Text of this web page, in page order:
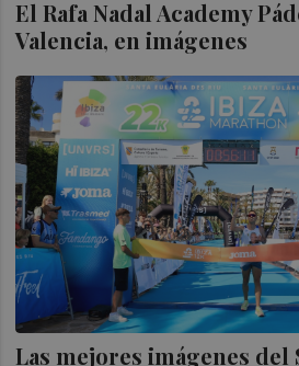
El Rafa Nadal Academy
Valencia, en imágenes
Las mejores imágenes del